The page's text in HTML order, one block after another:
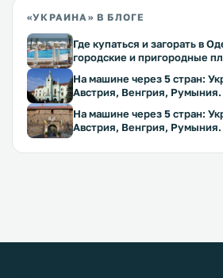
«УКРАИНА» В БЛОГЕ
Где купаться и загорать в
городские и пригородные
На машине через 5 стран:
Австрия, Венгрия,
На машине через 5 стран:
Австрия, Венгрия,